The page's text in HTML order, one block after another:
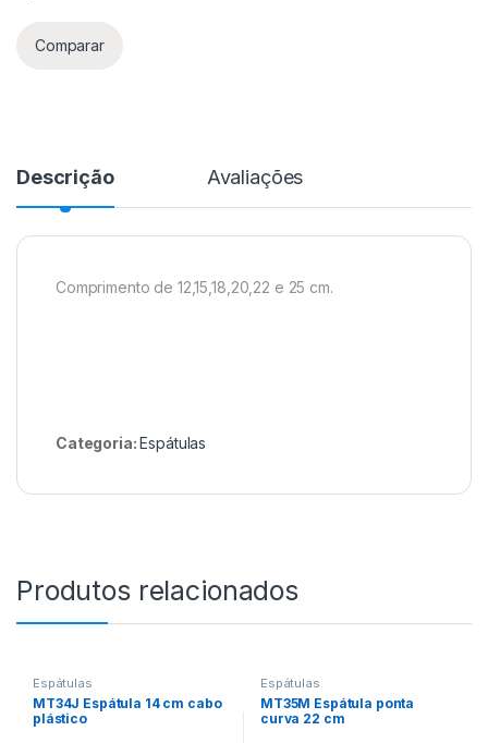
Comparar
Descrição Avaliações
Comprimento de 12,15,18,20,22 e 25 cm.
Categoria:Espátulas
Produtos relacionados
Espátulas
MT34J Espátula 14 cm cabo
plástico
Espátulas
MT35M Espátula ponta
curva 22 cm